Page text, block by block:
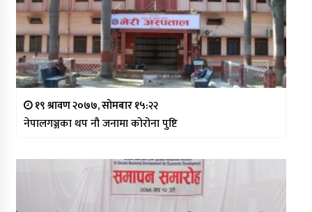
१९ श्रावण २०७७, सोमबार १५:२२
नेपालगञ्जका थप नौ जनामा कोरोना पुष्टि